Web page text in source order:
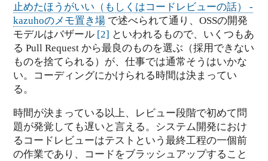
止めたほうがいい（もしくはコードレビューの話） -
kazuhoのメモ置き場 で述べられて通り、OSSの開発
モデルはバザール [2] といわれるもので、いくつもあ
る Pull Request から最良のものを選ぶ（採用できない
ものを捨てられる）が、仕事では通常そうはいかな
い。コーディングにかけられる時間は決まってい
る。
時間が決まっている以上、レビュー段階で初めて問
題が発覚しても遅いと言える。システム開発におけ
るコードレビューはテストという最終工程の一個前
の作業であり、コードをブラッシュアップすること